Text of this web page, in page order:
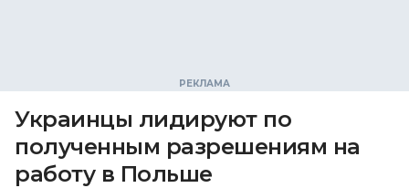
Украинцы лидируют по
полученным разрешениям на
работу в Польше